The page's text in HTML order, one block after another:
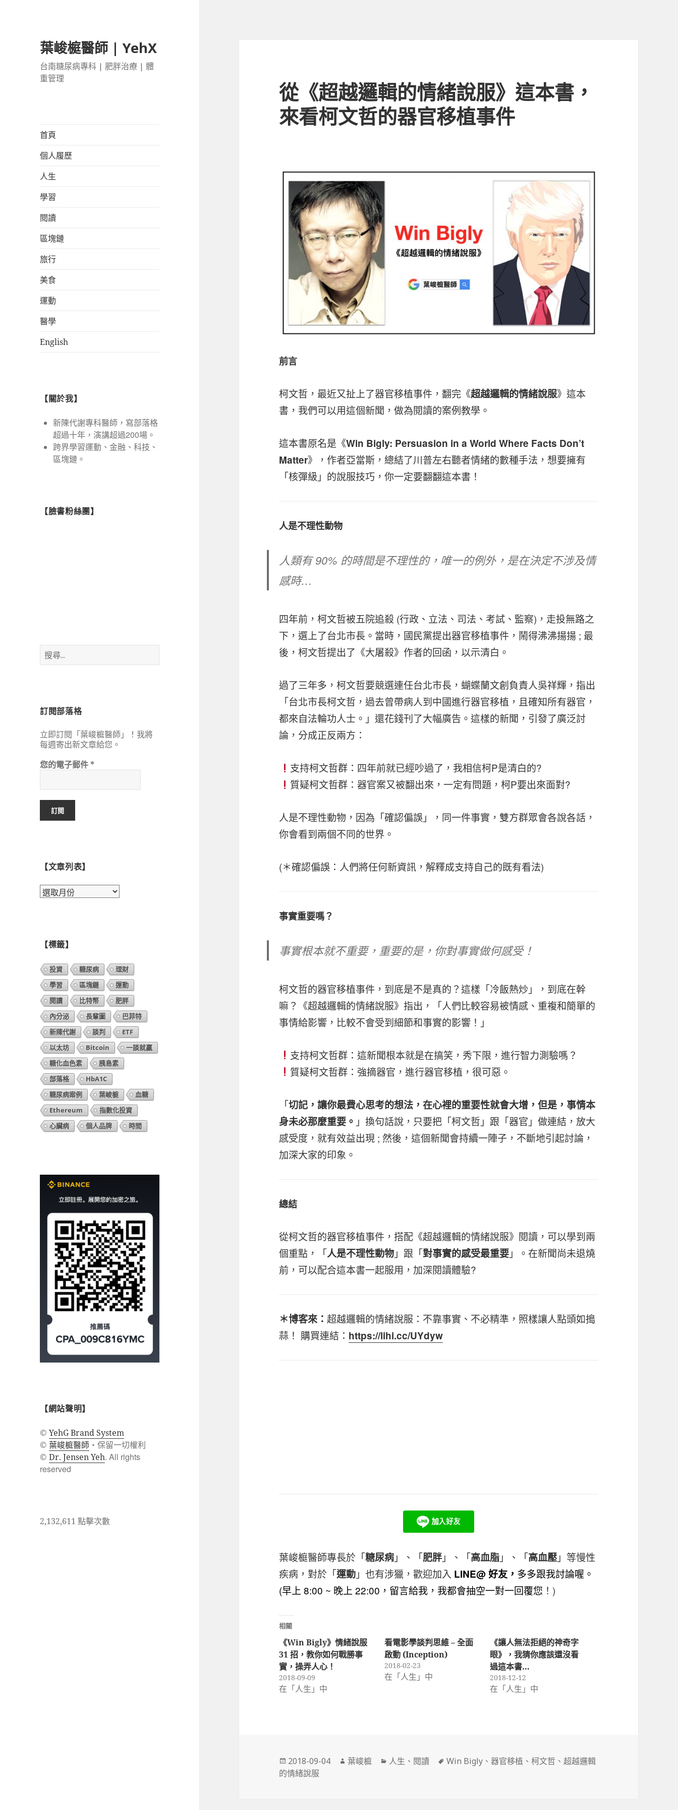
葉峻榳醫師 | YehX
台南糖尿病專科 | 肥胖治療 | 體
重管理
首頁
個人履歷
人生
學習
閱讀
區塊鏈
旅行
美食
運動
醫學
English
【關於我】
新陳代謝專科醫師，寫部落格
超過十年，演講超過200場。
跨界學習運動、金融、科技、
區塊鏈。
【臉書粉絲團】
搜
尋
訂閱部落格
立即訂閱「葉峻榳醫師」！我將
每週寄出新文章給您。
您的電子郵件*
【文章列表】
【文
【標籤】
投資 糖尿病
理財
學習
區塊鏈
運動
閱讀
比特幣
肥胖
內分泌
長輩圖
巴菲特
新陳代謝
談判
ETF
以太坊
Bitcoin
一談就贏
糖化血色素
胰島素
部落格
HbA1C
糖尿病案例
葉峻榳
血糖
Ethereum
指數化投資
心臟病
個人品牌 時間
【網站聲明】
©YehG Brand System
©葉峻榳醫師 ・保留一切權利
©Dr. Jensen Yeh. All rights
reserved
2,132,611 點擊次數
從《超越邏輯的情緒說服》這本書，
來看柯文哲的器官移植事件
前言
柯文哲，最近又扯上了器官移植事件，翻完《超越邏輯的情緒說服》這本
書，我們可以用這個新聞，做為閱讀的案例教學。
這本書原名是《Win Bigly: Persuasion in a World Where Facts Don’t
Matter》，作者亞當斯，總結了川普左右聽者情緒的數種手法，想要擁有
「核彈級」的說服技巧，你一定要翻翻這本書！
人是不理性動物
人類有 90% 的時間是不理性的，唯一的例外，是在決定不涉及情
感時…
四年前，柯文哲被五院追殺 (行政、立法、司法、考試、監察)，走投無路之
下，選上了台北市長。當時，國民黨提出器官移植事件，鬧得沸沸揚揚 ; 最
後，柯文哲提出了《大屠殺》作者的回函，以示清白。
過了三年多，柯文哲要競選連任台北市長，蝴蝶蘭文創負責人吳祥輝，指出
「台北市長柯文哲，過去曾帶病人到中國進行器官移植，且確知所有器官，
都來自法輪功人士。」還花錢刊了大幅廣告。這樣的新聞，引發了廣泛討
論，分成正反兩方：
支持柯文哲群：四年前就已經吵過了，我相信柯P是清白的?
質疑柯文哲群：器官案又被翻出來，一定有問題，柯P要出來面對?
人是不理性動物，因為「確認偏誤」，同一件事實，雙方群眾會各說各話，
你會看到兩個不同的世界。
(＊確認偏誤：人們將任何新資訊，解釋成支持自己的既有看法)
事實重要嗎？
事實根本就不重要，重要的是，你對事實做何感受！
柯文哲的器官移植事件，到底是不是真的？這樣「冷飯熱炒」，到底在幹
嘛？《超越邏輯的情緒說服》指出，「人們比較容易被情感、重複和簡單的
事情給影響，比較不會受到細節和事實的影響！」
支持柯文哲群：這新聞根本就是在搞笑，秀下限，進行智力測驗嗎？
質疑柯文哲群：強摘器官，進行器官移植，很可惡。
「切記，讓你最費心思考的想法，在心裡的重要性就會大增，但是，事情本
身未必那麼重要。 」換句話說，只要把「柯文哲」跟「器官」做連結，放大
感受度，就有效益出現 ; 然後，這個新聞會持續一陣子，不斷地引起討論，
加深大家的印象。
總結
從柯文哲的器官移植事件，搭配《超越邏輯的情緒說服》閱讀，可以學到兩
個重點，「人是不理性動物」跟「對事實的感受最重要」。在新聞尚未退燒
前，可以配合這本書一起服用，加深閱讀體驗?
＊博客來：超越邏輯的情緒說服：不靠事實、不必精準，照樣讓人點頭如搗
蒜！ 購買連結： https://lihi.cc/UYdyw
葉峻榳醫師專長於「糖尿病」、「肥胖」、「高血脂」、「高血壓」等慢性
疾病，對於「運動」也有涉獵，歡迎加入 LINE@ 好友， 多多跟我討論喔。
(早上 8:00 ~ 晚上 22:00，留言給我，我都會抽空一對一回覆您 ！)
相關
《Win Bigly》情緒說服
31 招，教你如何戰勝事
實，操弄人心！
2018-09-09
在「人生」中
看電影學談判思維 – 全面
啟動 (Inception)
2018-02-23
在「人生」中
《讓人無法拒絕的神奇字
眼》，我猜你應該還沒看
過這本書…
2018-12-12
在「人生」中
發
佈
2018-09-04
作
葉峻榳
分
人生 、 閱讀
標
Win Bigly 、器官移植 、柯文哲 、 超越邏輯
的情緒說服